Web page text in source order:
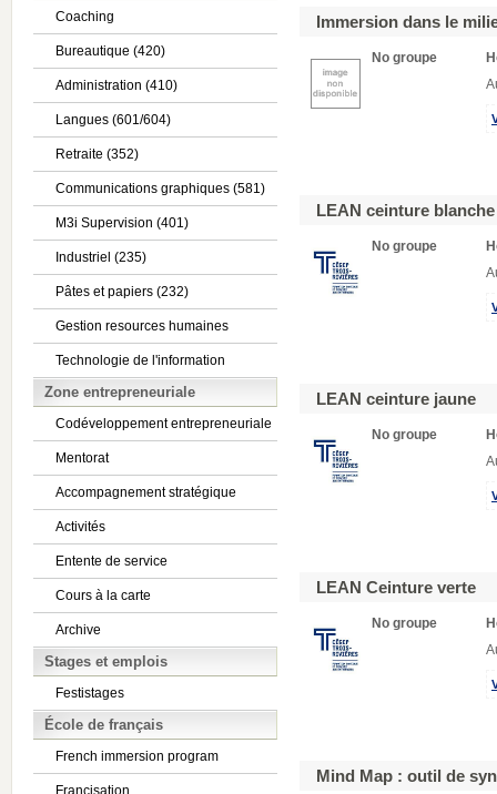
Coaching
Bureautique (420)
Administration (410)
Langues (601/604)
Retraite (352)
Communications graphiques (581)
M3i Supervision (401)
Industriel (235)
Pâtes et papiers (232)
Gestion resources humaines
Technologie de l'information
Zone entrepreneuriale
Codéveloppement entrepreneuriale
Mentorat
Accompagnement stratégique
Activités
Entente de service
Cours à la carte
Archive
Stages et emplois
Festistages
École de français
French immersion program
Francisation
Immersion dans le
No groupe
LEAN ceinture
No groupe
LEAN ceinture jaune
No groupe
LEAN Ceinture verte
No groupe
Mind Map : outil de